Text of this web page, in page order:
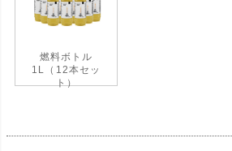
燃料ボトル
1L（12本セッ
ト）